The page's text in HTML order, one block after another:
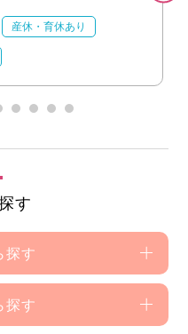
産休・育休あり
す
探す
探す